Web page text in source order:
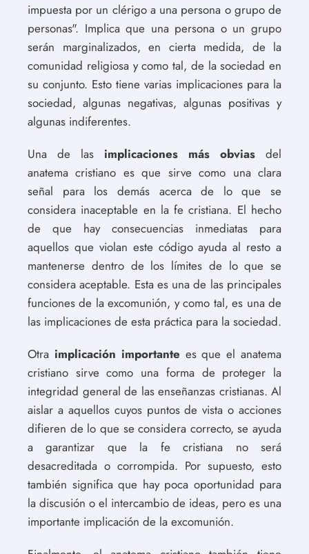
impuesta por un clérigo a una persona o grupo de
personas". Implica que una persona o un grupo
serán marginalizados, en cierta medida, de la
comunidad religiosa y como tal, de la sociedad en
su conjunto. Esto tiene varias implicaciones para la
sociedad, algunas negativas, algunas positivas y
algunas indiferentes.
Una de las implicaciones más obvias del
anatema cristiano es que sirve como una clara
señal para los demás acerca de lo que se
considera inaceptable en la fe cristiana. El hecho
de que hay consecuencias inmediatas para
aquellos que violan este código ayuda al resto a
mantenerse dentro de los límites de lo que se
considera aceptable. Esta es una de las principales
funciones de la excomunión, y como tal, es una de
las implicaciones de esta práctica para la sociedad.
Otra implicación importante es que el anatema
cristiano sirve como una forma de proteger la
integridad general de las enseñanzas cristianas. Al
aislar a aquellos cuyos puntos de vista o acciones
difieren de lo que se considera correcto, se ayuda
a garantizar que la fe cristiana no será
desacreditada o corrompida. Por supuesto, esto
también significa que hay poca oportunidad para
la discusión o el intercambio de ideas, pero es una
importante implicación de la excomunión.